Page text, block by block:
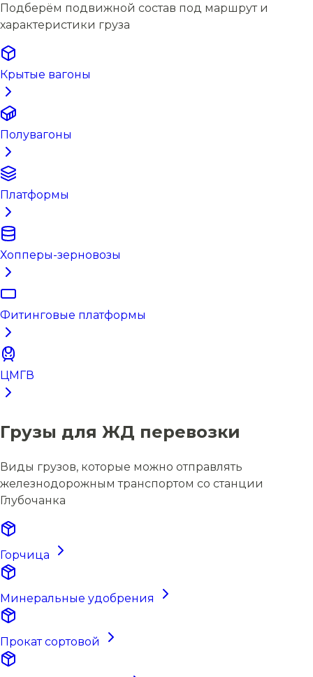
Подберём подвижной состав под маршрут и
характеристики груза
Крытые вагоны
Полувагоны
Платформы
Хопперы-зерновозы
Фитинговые платформы
ЦМГВ
Грузы для ЖД перевозки
Виды грузов, которые можно отправлять
железнодорожным транспортом со станции
Глубочанка
Горчица
Минеральные удобрения
Прокат сортовой